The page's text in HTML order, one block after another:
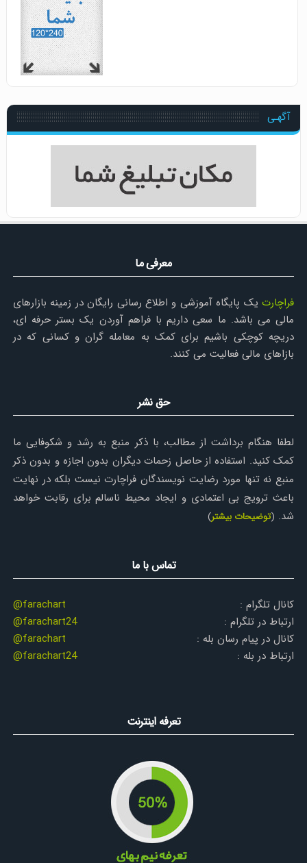
آگهـی
معرفی ما
فراچارتیک پایگاه آموزشی و اطلاع رسانی رایگان در زمینه بازارهای
مالی می باشد. ما سعی داریم با فراهم آوردن یک بستر حرفه ای،
دریچه کوچکی باشیم برای کمک به معامله گران و کسانی که در
بازاهای مالی فعالیت می کنند.
حق نشر
لطفا هنگام برداشت از مطالب، با ذکر منبع به رشد و شکوفایی ما
کمک کنید. استفاده از حاصل زحمات دیگران بدون اجازه و بدون ذکر
منبع نه تنها مورد رضایت نویسندگان فراچارت نیست بلکه در نهایت
باعث ترویج بی اعتمادی و ایجاد محیط ناسالم برای رقابت خواهد
شد. (توضیحات بیشتر)
تماس با ما
کانال تلگرام :
@farachart
ارتباط در تلگرام :
@farachart24
کانال در پیام رسان بله :
@farachart
ارتباط در بله :
@farachart24
تعرفه اینترنت